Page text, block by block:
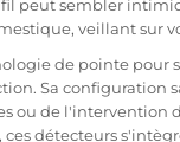
fil peut sembler
veillant sur
de pointe pour
Sa configuration
ou de l'intervention
détecteurs